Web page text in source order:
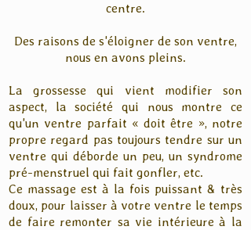
centre.
Des raisons de s'éloigner de son ventre,
nous en avons pleins.
La grossesse qui vient modifier son
aspect, la société qui nous montre ce
qu'un ventre parfait « doit être », notre
propre regard pas toujours tendre sur un
ventre qui déborde un peu, un syndrome
pré-menstruel qui fait gonfler, etc.
Ce massage est à la fois puissant & très
doux, pour laisser à votre ventre le temps
de faire remonter sa vie intérieure à la